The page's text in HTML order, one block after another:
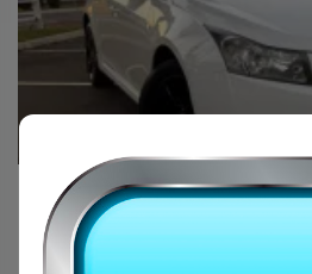
Can Motors
CHEVROLET Cruze Hatch
SPORT FLEX